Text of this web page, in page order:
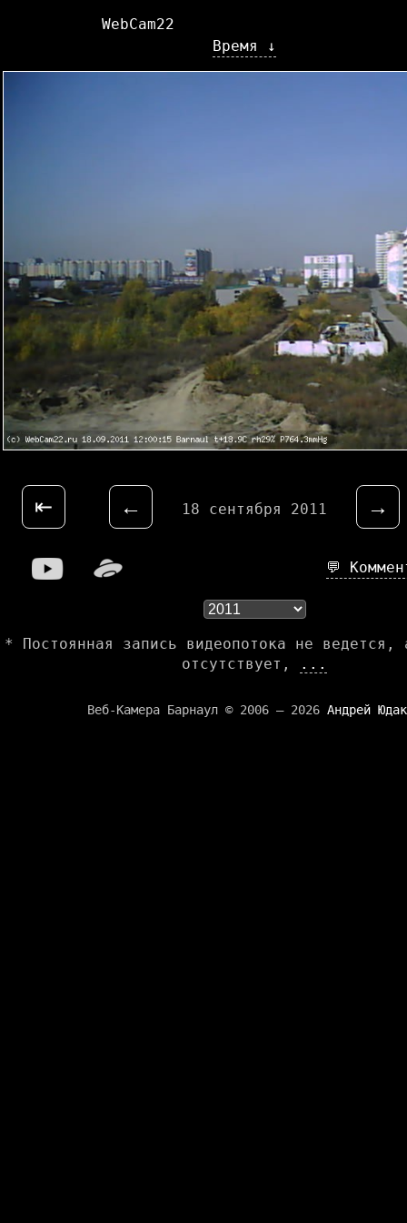
Время ↓
WebCam22
⇤ ← 18 сентября 2011 →
💬
* Постоянная запись видеопотока не ведется,
отсутствует,
...
Веб-Камера Барнаул © 2006 — 2026 Андрей